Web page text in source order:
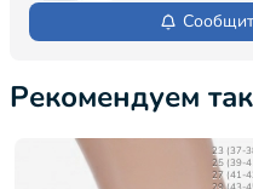
Рекомендуем
23 (37-
25 (39-
27 (41-